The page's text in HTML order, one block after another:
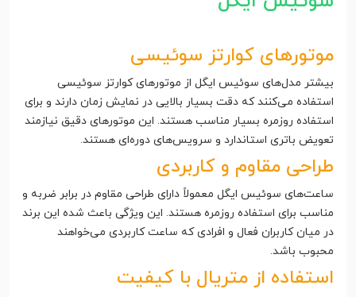
موتورهای کوارتز سوئیسی
بیشتر مدل‌های سوئیس ایگل از موتورهای کوارتز سوئیسی
استفاده می‌کنند که دقت بسیار بالایی در نمایش زمان دارند و برای
استفاده روزمره بسیار مناسب هستند. این موتورهای دقیق نیازمند
تعویض باتری استاندارد و سرویس‌های دوره‌ای هستند.
طراحی مقاوم و کاربردی
ساعت‌های سوئیس ایگل معمولاً دارای طراحی مقاوم در برابر ضربه و
مناسب برای استفاده روزمره هستند. این ویژگی باعث شده این برند
در میان کاربران فعال و افرادی که ساعت کاربردی می‌خواهند
محبوب باشد.
استفاده از متریال با کیفیت